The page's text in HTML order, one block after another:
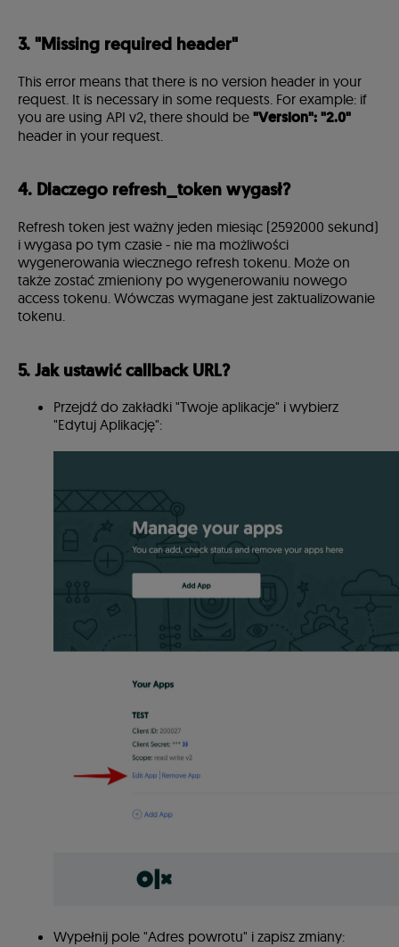
3. "Missing required header"
This error means that there is no version header in your
request. It is necessary in some requests. For example: if
you are using API v2, there should be "Version": "2.0"
header in your request.
4. Dlaczego refresh_token wygasł?
Refresh token jest ważny jeden miesiąc (2592000 sekund)
i wygasa po tym czasie - nie ma możliwości
wygenerowania wiecznego refresh tokenu. Może on
także zostać zmieniony po wygenerowaniu nowego
access tokenu. Wówczas wymagane jest zaktualizowanie
tokenu.
5. Jak ustawić callback URL?
Przejdź do zakładki "Twoje aplikacje" i wybierz
"Edytuj Aplikację":
Wypełnij pole "Adres powrotu" i zapisz zmiany: